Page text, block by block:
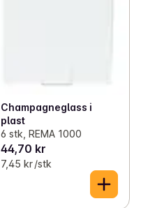
Champagneglass i
plast
6 stk, REMA 1000
44,70 kr
7,45 kr /stk